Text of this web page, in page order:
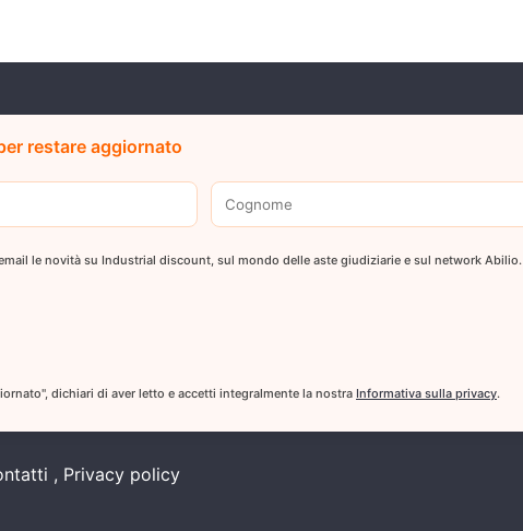
restare aggiornato
le novità su Industrial discount, sul mondo delle aste giudiziarie e sul network Abilio.
dichiari di aver letto e accetti integralmente la nostra Informativa sulla privacy.
Privacy policy